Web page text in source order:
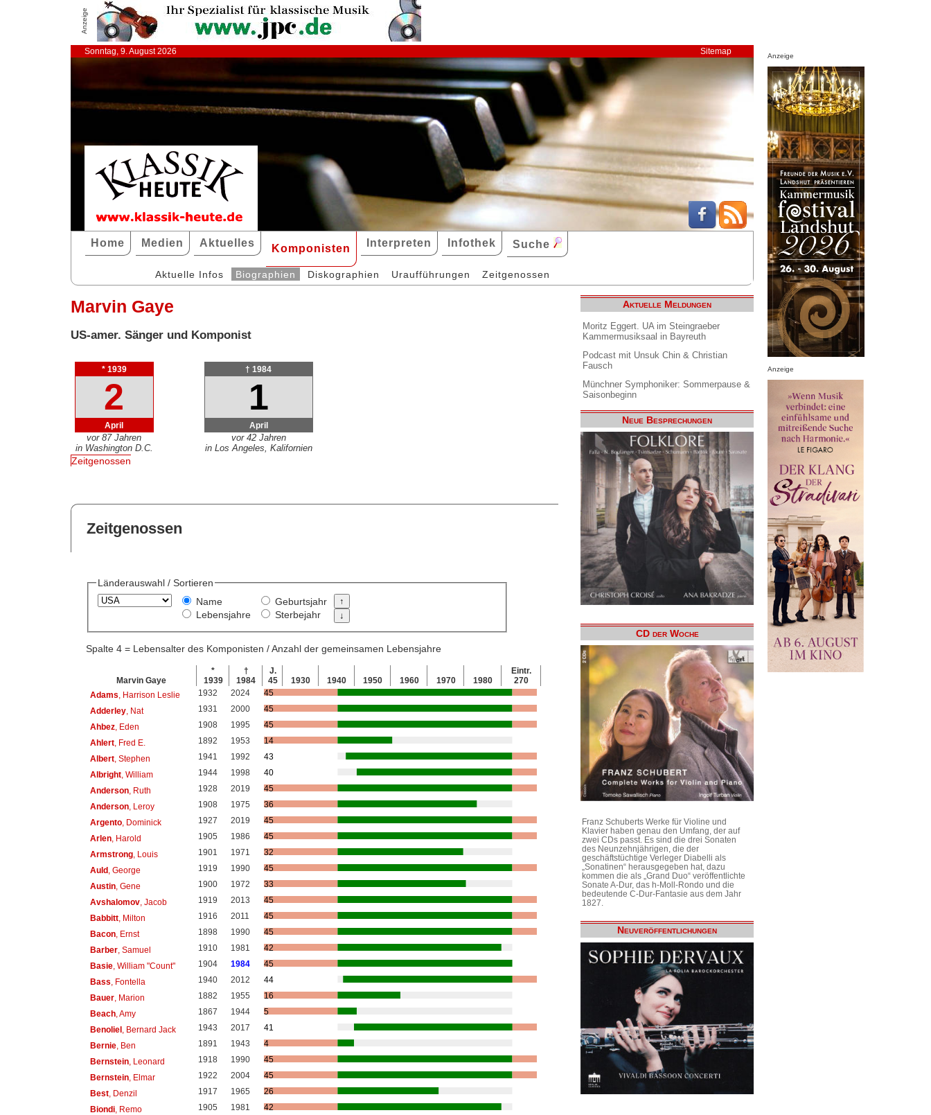
Anzeige
Sonntag, 9. August 2026 Sitemap
Home Medien Aktuelles Komponisten Interpreten Infothek Suche
Aktuelle Infos Biographien Diskographien Uraufführungen Zeitgenossen
Marvin Gaye
US-amer. Sänger und Komponist
* 1939
2
April
vor 87 Jahren
in Washington D.C.
† 1984
1
April
vor 42 Jahren
in Los Angeles, Kalifornien
Zeitgenossen
Zeitgenossen
Länderauswahl / Sortieren
Name
Lebensjahre
Geburtsjahr
Sterbejahr
Spalte 4 = Lebensalter des Komponisten / Anzahl der gemeinsamen Lebensjahre
Marvin Gaye
*
1939
†
1984
J.
45
1930 1940 1950 1960 1970 1980
Eintr.
270
Adams , Harrison Leslie 1932 2024
45
Adderley, Nat 1931 2000
45
Ahbez, Eden 1908 1995
45
Ahlert, Fred E. 1892 1953
14
Albert, Stephen 1941 1992
43
Albright, William 1944 1998
40
Anderson, Ruth 1928 2019
45
Anderson, Leroy 1908 1975
36
Argento, Dominick 1927 2019
45
Arlen, Harold 1905 1986
45
Armstrong, Louis 1901 1971
32
Auld, George 1919 1990
45
Austin, Gene 1900 1972
33
Avshalomov, Jacob 1919 2013
45
Babbitt, Milton 1916 2011
45
Bacon, Ernst 1898 1990
45
Barber, Samuel 1910 1981
42
Basie, William "Count" 1904 1984
45
Bass , Fontella 1940 2012
44
Bauer, Marion 1882 1955
16
Beach, Amy 1867 1944
5
Benoliel, Bernard Jack 1943 2017
41
Bernie, Ben 1891 1943
4
Bernstein, Leonard 1918 1990
45
Bernstein, Elmar 1922 2004
45
Best, Denzil 1917 1965
26
Biondi, Remo 1905 1981
42
Aktuelle Meldungen
Moritz Eggert. UA im Steingraeber
Kammermusiksaal in Bayreuth
Podcast mit Unsuk Chin & Christian
Fausch
Münchner Symphoniker: Sommerpause &
Saisonbeginn
Neue Besprechungen
CD der Woche
Franz Schuberts Werke für Violine und
Klavier haben genau den Umfang, der auf
zwei CDs passt. Es sind die drei Sonaten
des Neunzehnjährigen, die der
geschäftstüchtige Verleger Diabelli als
„Sonatinen“ herausgegeben hat, dazu
kommen die als „Grand Duo“ veröffentlichte
Sonate A-Dur, das h-Moll-Rondo und die
bedeutende C-Dur-Fantasie aus dem Jahr
1827.
Neuveröffentlichungen
Anzeige
Anzeige